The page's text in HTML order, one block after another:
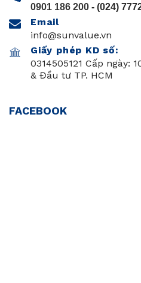
0901 186 200 - (024)
Email
info@sunvalue.vn
Giấy phép KD số:
0314505121 Cấp ngày:
& Đầu tư TP. HCM
FACEBOOK